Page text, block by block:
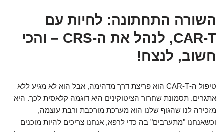
השורה התחתונה: לחיות עם
CAR-T, לנהל את ה-CRS – והכי
חשוב, לנצח!
טיפול ה-CAR-T הוא פריצת דרך מדהימה, אבל הוא לא מגיע ללא
אתגרים. תסמונת שחרור הציטוקינים היא דוגמה קלאסית לכך. היא
מזכירה לנו שהגוף שלנו הוא מערכת מורכבת ורבת עוצמה,
וכשאנחנו "מתערבים" בה כדי לרפא, אנחנו צריכים להיות מוכנים